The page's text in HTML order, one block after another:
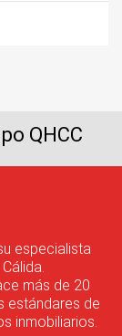
QHCC
especialista
más de 20
estándares de
inmobiliarios.